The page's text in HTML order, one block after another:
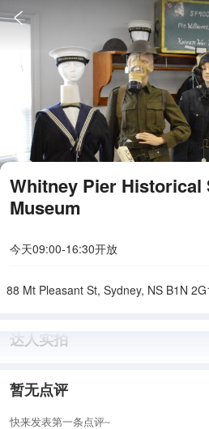

Whitney Pier Historical
Museum
今天09:00-16:30开放
88 Mt Pleasant St, Sydney, NS B1N
达人实拍
暂无点评
快来发表第一条点评~